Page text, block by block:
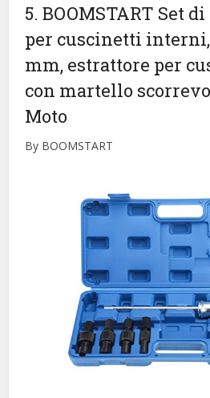
5. BOOMSTART Set
per cuscinetti
mm, estrattore per
con martello
Moto
By BOOMSTART